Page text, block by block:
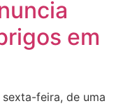
em
feira, de uma